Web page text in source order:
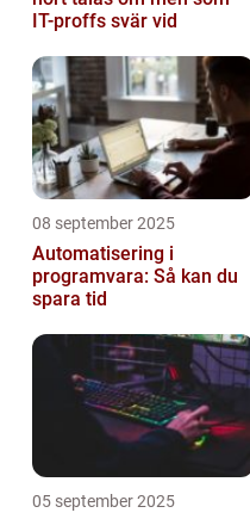
IT-proffs svär vid
08 september 2025
Automatisering i
programvara: Så kan du
spara tid
05 september 2025